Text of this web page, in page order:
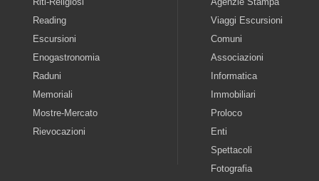
Reading
Escursioni
Enogastronomia
Raduni
Memoriali
Mostre-Mercato
Rievocazioni
Viaggi Escursioni
Comuni
Associazioni
Informatica
Immobiliari
Proloco
Enti
Spettacoli
Fotografia